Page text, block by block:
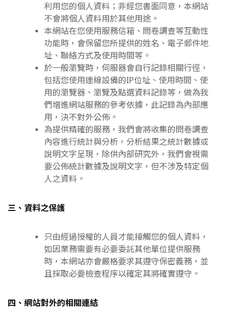
利用您的個人資料；非經您書面同意，本網站
不會將個人資料用於其他用途。
本網站在您使用服務信箱、問卷調查等互動性
功能時，會保留您所提供的姓名、電子郵件地
址、聯絡方式及使用時間等。
於一般瀏覽時，伺服器會自行記錄相關行徑，
包括您使用連線設備的IP位址、使用時間、使
用的瀏覽器、瀏覽及點選資料記錄等，做為我
們增進網站服務的參考依據，此記錄為內部應
用，決不對外公佈。
為提供精確的服務，我們會將收集的問卷調查
內容進行統計與分析，分析結果之統計數據或
說明文字呈現，除供內部研究外，我們會視需
要公佈統計數據及說明文字，但不涉及特定個
人之資料。
三、資料之保護
只由經過授權的人員才能接觸您的個人資料，
如因業務需要有必要委託其他單位提供服務
時，本網站亦會嚴格要求其遵守保密義務，並
且採取必要檢查程序以確定其將確實遵守。
四、網站對外的相關連結